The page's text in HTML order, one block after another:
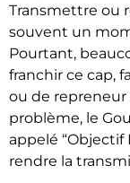
Transmettre ou
souvent un
Pourtant,
franchir ce cap,
ou de repreneur
problème, le
appelé “Objectif
rendre la